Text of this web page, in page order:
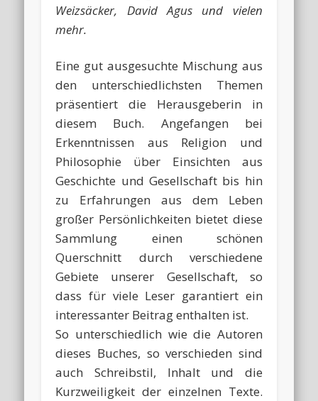
Weizsäcker, David Agus und vielen
mehr.
Eine gut ausgesuchte Mischung aus
den unterschiedlichsten Themen
präsentiert die Herausgeberin in
diesem Buch. Angefangen bei
Erkenntnissen aus Religion und
Philosophie über Einsichten aus
Geschichte und Gesellschaft bis hin
zu Erfahrungen aus dem Leben
großer Persönlichkeiten bietet diese
Sammlung einen schönen
Querschnitt durch verschiedene
Gebiete unserer Gesellschaft, so
dass für viele Leser garantiert ein
interessanter Beitrag enthalten ist.
So unterschiedlich wie die Autoren
dieses Buches, so verschieden sind
auch Schreibstil, Inhalt und die
Kurzweiligkeit der einzelnen Texte.